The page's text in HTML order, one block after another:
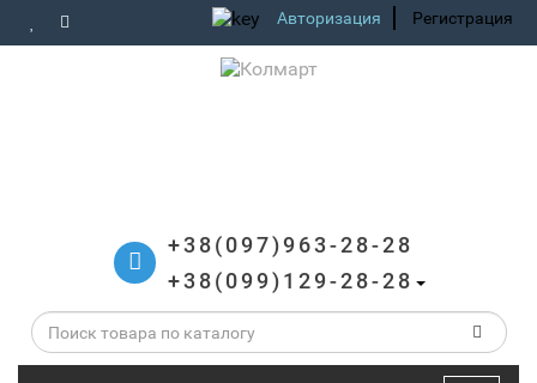
Авторизация Регистрация
+38(097)963-28-28
+38(099)129-28-28